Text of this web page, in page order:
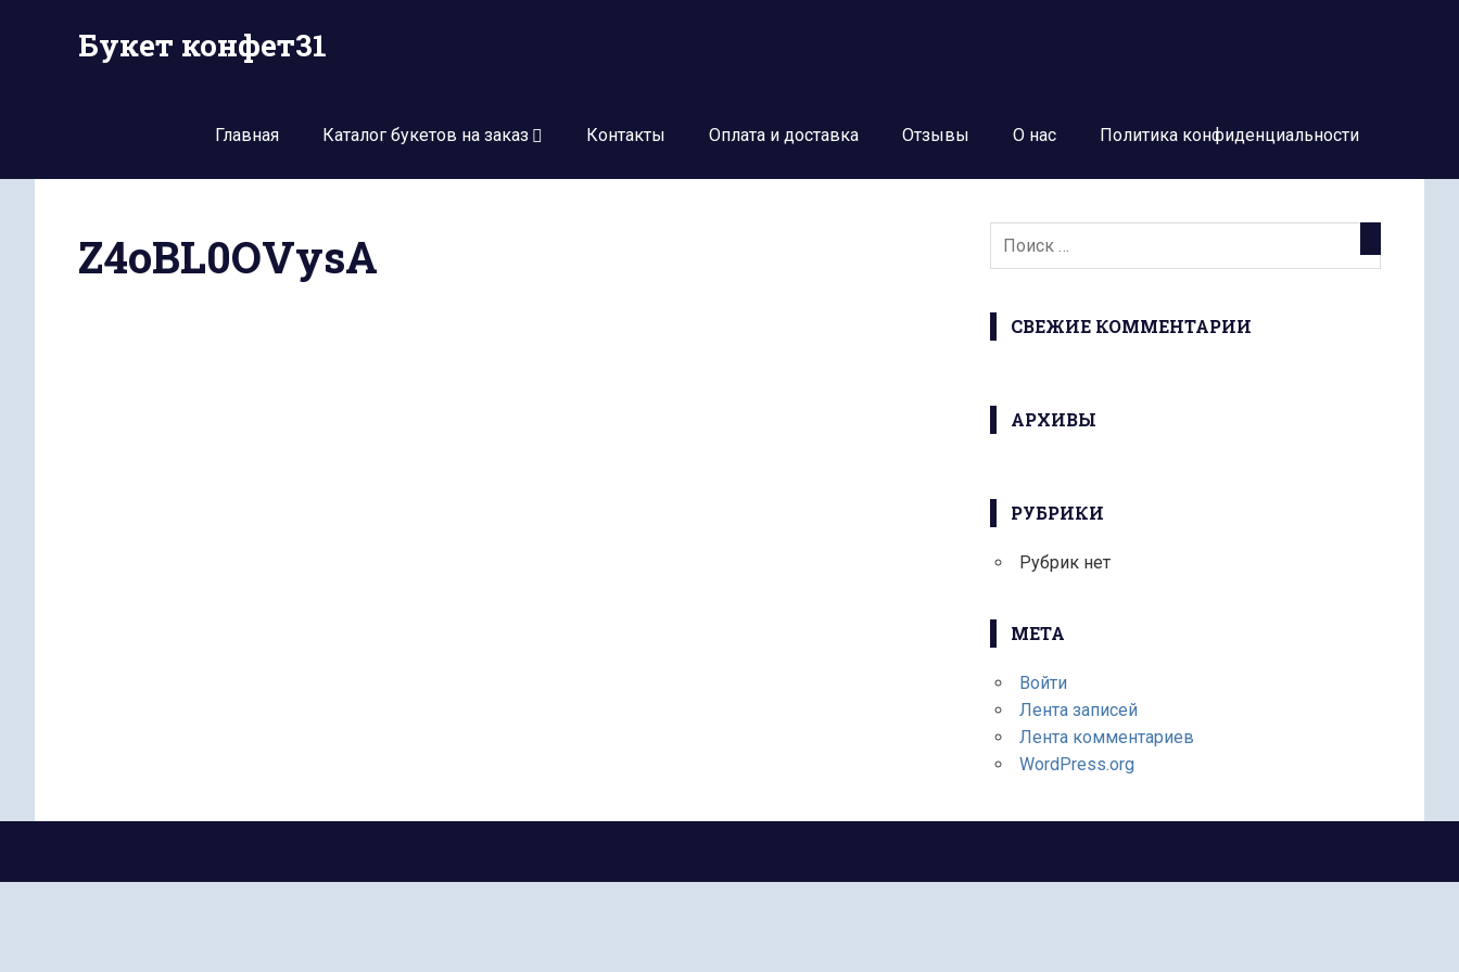
содержимому
Букет конфет31
Главная Каталог букетов на заказ Контакты Оплата и доставка Отзывы О нас Политика конфиденциальности
Z4oBL0OVysA
СВЕЖИЕ КОММЕНТАРИИ
АРХИВЫ
РУБРИКИ
Рубрик нет
МЕТА
Войти
Лента записей
Лента комментариев
WordPress.org